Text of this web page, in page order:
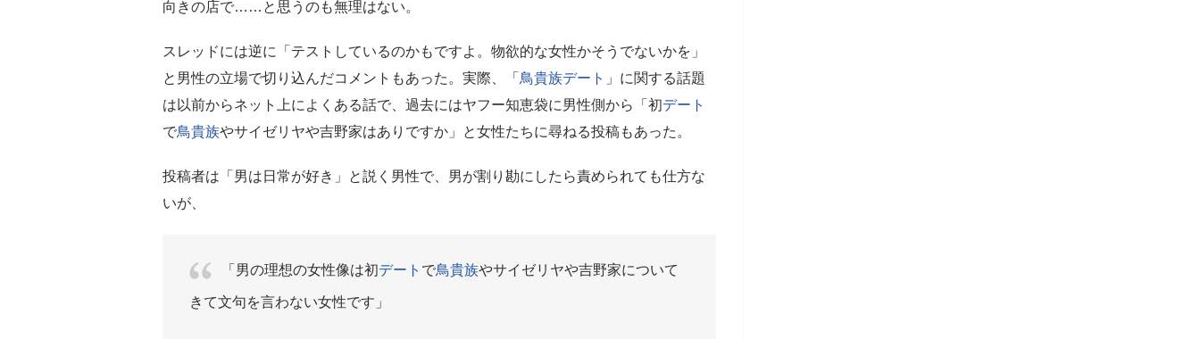
向きの店で……と思うのも無理はない。
スレッドには逆に「テストしているのかもですよ。物欲的な女性かそうでないかを」
と男性の立場で切り込んだコメントもあった。実際、「 鳥貴族デート 」に関する話題
は以前からネット上によくある話で、過去にはヤフー知恵袋に男性側から「初デート
で鳥貴族やサイゼリヤや吉野家はありですか」と女性たちに尋ねる投稿もあった。
投稿者は「男は日常が好き」と説く男性で、男が割り勘にしたら責められても仕方な
いが、
「男の理想の女性像は初デート で鳥貴族やサイゼリヤや吉野家について
きて文句を言わない女性です」